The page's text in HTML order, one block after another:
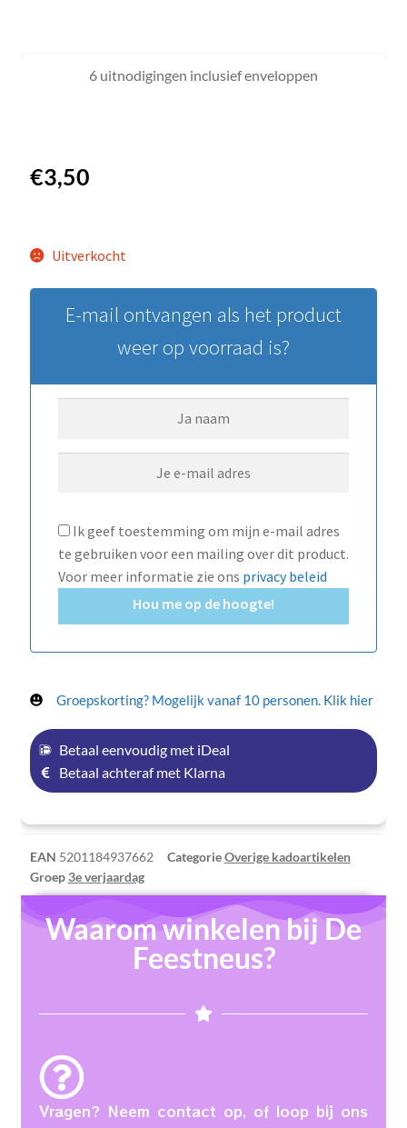
6 uitnodigingen inclusief enveloppen
€3,50
Uitverkocht
E-mail ontvangen als het product
weer op voorraad is?
Ik geef toestemming om mijn e-mail adres
te gebruiken voor een mailing over dit product.
Voor meer informatie zie ons privacy beleid
Hou me op de hoogte!
Groepskorting? Mogelijk vanaf 10 personen. Klik hier
Betaal eenvoudig met iDeal
Betaal achteraf met Klarna
EAN 5201184937662 CategorieOverige kadoartikelen
Groep3e verjaardag
Waarom winkelen bij De
Feestneus?
Vragen? Neem contact op, of loop bij ons